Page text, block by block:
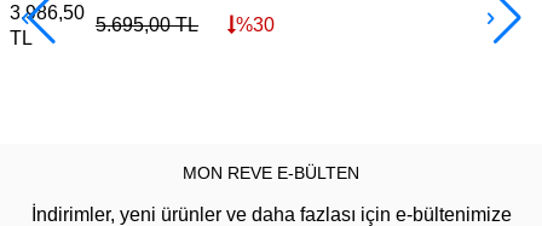
3.986,50
TL
5.695,00TL %30
MON REVE E-BÜLTEN
İndirimler, yeni ürünler ve daha fazlası için e-bültenimize